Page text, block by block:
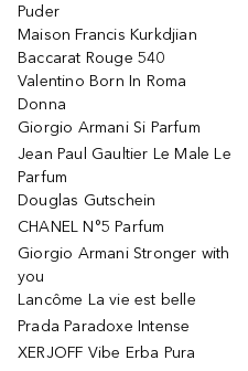
Puder
Maison Francis Kurkdjian
Baccarat Rouge 540
Valentino Born In Roma
Donna
Giorgio Armani Si Parfum
Jean Paul Gaultier Le Male Le
Parfum
Douglas Gutschein
CHANEL N°5 Parfum
Giorgio Armani Stronger with
you
Lancôme La vie est belle
Prada Paradoxe Intense
XERJOFF Vibe Erba Pura